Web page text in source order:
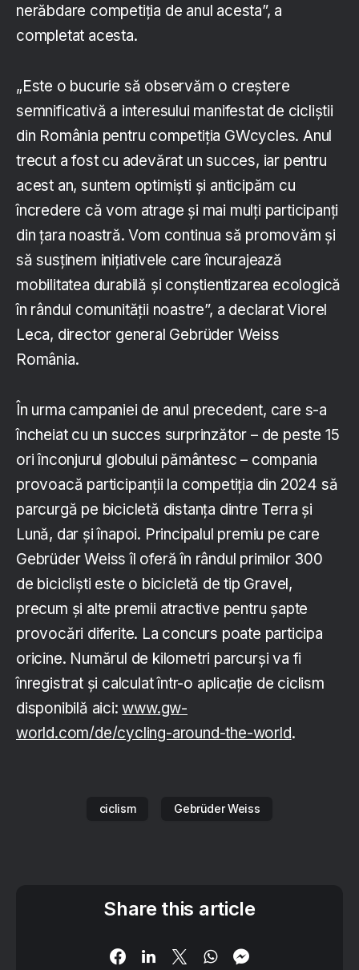
nerăbdare competiția de anul acesta”, a
completat acesta.
„Este o bucurie să observăm o creștere
semnificativă a interesului manifestat de cicliștii
din România pentru competiția GWcycles. Anul
trecut a fost cu adevărat un succes, iar pentru
acest an, suntem optimiști și anticipăm cu
încredere că vom atrage și mai mulți participanți
din țara noastră. Vom continua să promovăm și
să susținem inițiativele care încurajează
mobilitatea durabilă și conștientizarea ecologică
în rândul comunității noastre”, a declarat Viorel
Leca, director general Gebrüder Weiss
România.
În urma campaniei de anul precedent, care s-a
încheiat cu un succes surprinzător – de peste 15
ori înconjurul globului pământesc – compania
provoacă participanții la competiția din 2024 să
parcurgă pe bicicletă distanța dintre Terra și
Lună, dar și înapoi. Principalul premiu pe care
Gebrüder Weiss îl oferă în rândul primilor 300
de bicicliști este o bicicletă de tip Gravel,
precum și alte premii atractive pentru șapte
provocări diferite. La concurs poate participa
oricine. Numărul de kilometri parcurși va fi
înregistrat și calculat într-o aplicație de ciclism
disponibilă aici:www.gw-
world.com/de/cycling-around-the-world.
ciclism Gebrüder Weiss
Share this article